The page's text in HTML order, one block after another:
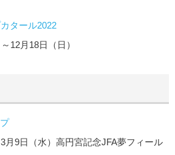
タール2022
12月18日（日）
9日（水）高円宮記念JFA夢フィール